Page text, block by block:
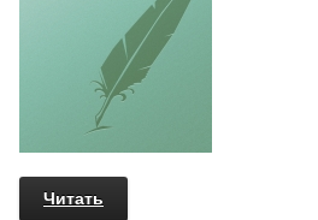
Читать